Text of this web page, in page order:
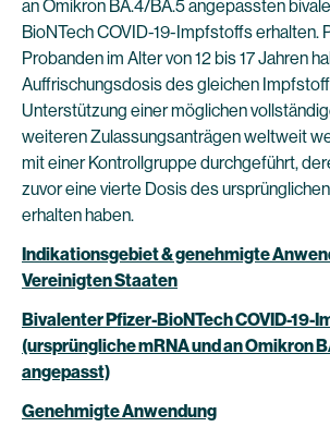
an Omikron BA.4/BA.5 angepassten
BioNTech COVID-19-Impfstoffs erhalten.
Probanden im Alter von 12 bis 17 Jahren
Auffrischungsdosis des gleichen
Unterstützung einer möglichen
weiteren Zulassungsanträgen weltweit
mit einer Kontrollgruppe durchgeführt,
zuvor eine vierte Dosis des
erhalten haben.
Indikationsgebiet & genehmigte
Vereinigten Staaten
Bivalenter Pfizer-BioNTech COVID-19-
(ursprüngliche mRNA und an Omikron
angepasst)
Genehmigte Anwendung